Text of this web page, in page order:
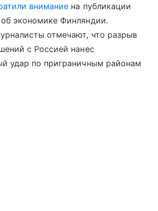
внимание на публикации
экономике Финляндии.
отмечают, что разрыв
с Россией нанес
удар по приграничным районам